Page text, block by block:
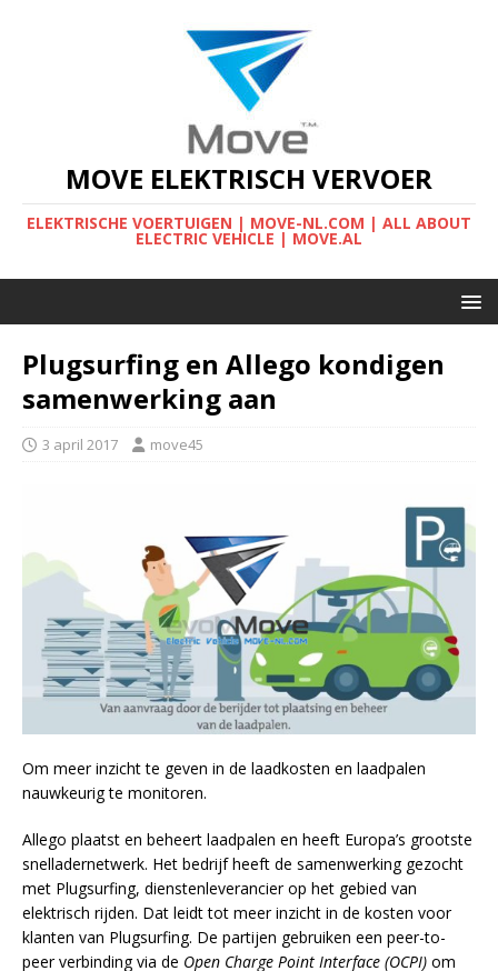
MOVE ELEKTRISCH VERVOER
ELEKTRISCHE VOERTUIGEN | MOVE-NL.COM | ALL ABOUT
ELECTRIC VEHICLE | MOVE.AL
Plugsurfing en Allego kondigen
samenwerking aan
3 april 2017 move45
Om meer inzicht te geven in de laadkosten en laadpalen
nauwkeurig te monitoren.
Allego plaatst en beheert laadpalen en heeft Europa’s grootste
snelladernetwerk. Het bedrijf heeft de samenwerking gezocht
met Plugsurfing, dienstenleverancier op het gebied van
elektrisch rijden. Dat leidt tot meer inzicht in de kosten voor
klanten van Plugsurfing. De partijen gebruiken een peer-to-
peer verbinding via de Open Charge Point Interface (OCPI) om